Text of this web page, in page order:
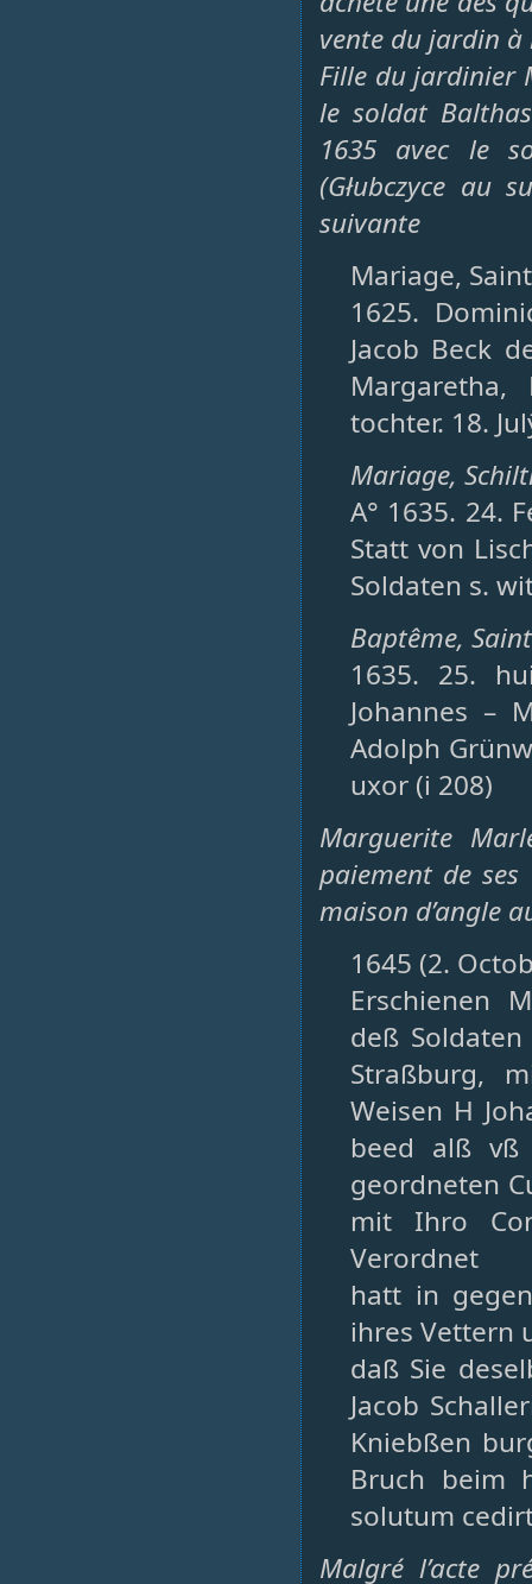
vente du jardin à
Fille du jardinier
le soldat
1635 avec le
(Głubczyce au
suivante
Mariage,
1625.
Jacob Beck
tochter. 18.
Mariage,
A° 1635. 24.
Statt von
Soldaten s.
Baptême,
1635. 25.
Johannes –
Adolph
uxor (i 208)
Marguerite
paiement de
maison d’angle
1645 (2.
Erschienen
deß
Straßburg,
Weisen H
beed alß vß
geordneten
mit Ihro
Verordnet
hatt in
ihres Vettern
daß Sie
Jacob
Kniebßen
Bruch beim
solutum
Malgré l’acte